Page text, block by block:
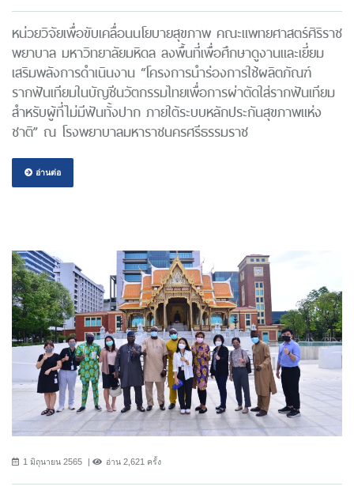
หน่วยวิจัยเพื่อขับเคลื่อนนโยบายสุขภาพ คณะแพทยศาสตร์ศิริราช
พยาบาล มหาวิทยาลัยมหิดล ลงพื้นที่เพื่อศึกษาดูงานและเยี่ยม
เสริมพลังการดำเนินงาน “โครงการนําร่องการใช้ผลิตภัณฑ์
รากฟันเทียมในบัญชีนวัตกรรมไทยเพื่อการผ่าตัดใส่รากฟันเทียม
สำหรับผู้ที่ไม่มีฟันทั้งปาก ภายใต้ระบบหลักประกันสุขภาพแห่ง
ชาติ” ณ โรงพยาบาลมหาราชนครศรีธรรมราช
อ่านต่อ
1 มิถุนายน 2565 อ่าน 2,621 ครั้ง